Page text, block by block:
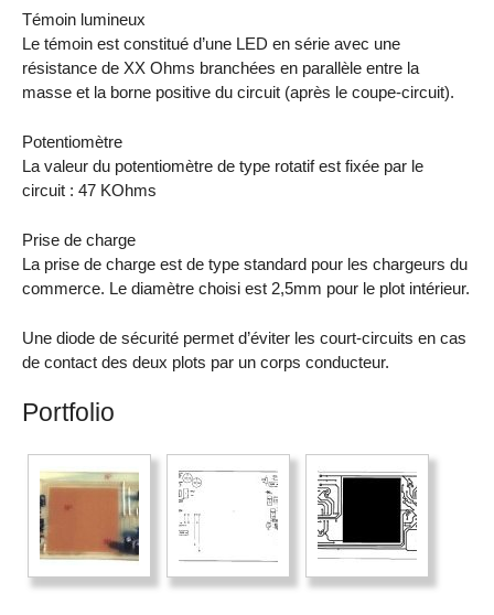
Témoin lumineux
Le témoin est constitué d’une LED en série avec une
résistance de XX Ohms branchées en parallèle entre la
masse et la borne positive du circuit (après le coupe-circuit).
Potentiomètre
La valeur du potentiomètre de type rotatif est fixée par le
circuit : 47 KOhms
Prise de charge
La prise de charge est de type standard pour les chargeurs du
commerce. Le diamètre choisi est 2,5mm pour le plot intérieur.
Une diode de sécurité permet d’éviter les court-circuits en cas
de contact des deux plots par un corps conducteur.
Portfolio